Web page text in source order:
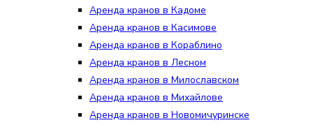
Аренда кранов в Кадоме
Аренда кранов в Касимове
Аренда кранов в Кораблино
Аренда кранов в Лесном
Аренда кранов в Милославском
Аренда кранов в Михайлове
Аренда кранов в Новомичуринске